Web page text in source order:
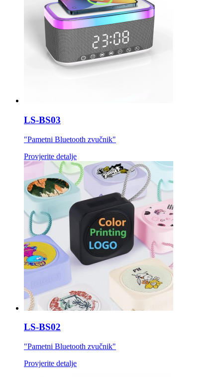
LS-BS03
"Pametni Bluetooth zvučnik"
Provjerite detalje
LS-BS02
"Pametni Bluetooth zvučnik"
Provjerite detalje